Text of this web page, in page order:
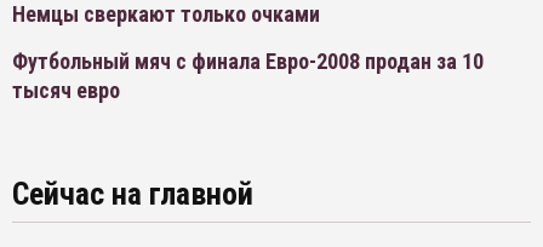
Немцы сверкают только очками
Футбольный мяч с финала Евро-2008 продан за 10
тысяч евро
Сейчас на главной